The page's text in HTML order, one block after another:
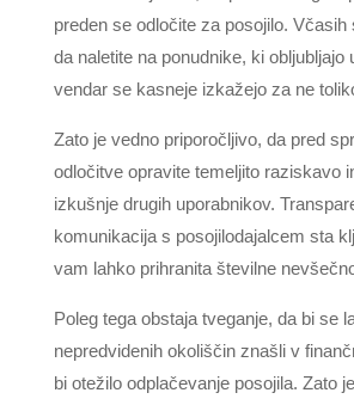
preden se odločite za posojilo. Včasih
da naletite na ponudnike, ki obljubljajo
vendar se kasneje izkažejo za ne
Zato je vedno priporočljivo, da pred
odločitve opravite temeljito raziskavo
izkušnje drugih uporabnikov.
komunikacija s posojilodajalcem sta
vam lahko prihranita številne
Poleg tega obstaja tveganje, da bi se
nepredvidenih okoliščin znašli v
bi otežilo odplačevanje posojila. Zato